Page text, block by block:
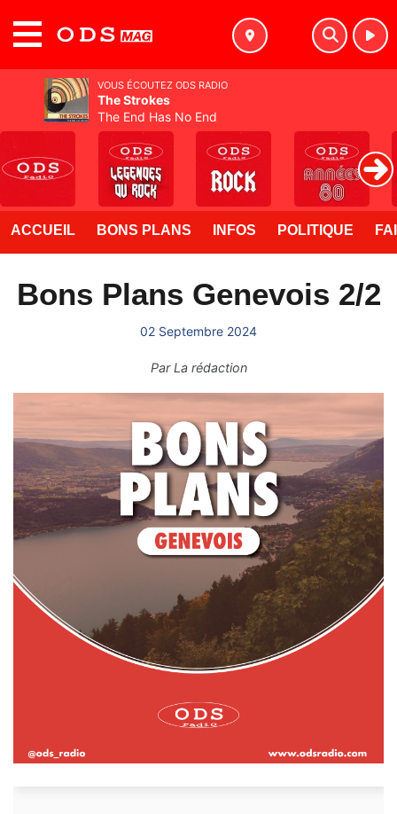
ACCUEIL BONS PLANS INFOS POLITIQUE
Bons Plans Genevois 2/2
02 Septembre 2024
ParLa rédaction
VOUS ÉCOUTEZ ODS RADIO
The Strokes
The End Has No End